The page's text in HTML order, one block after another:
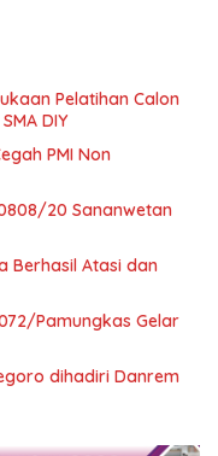
Pelatihan Calon
DIY
PMI Non
20 Sananwetan
Berhasil Atasi dan
Pamungkas Gelar
dihadiri Danrem